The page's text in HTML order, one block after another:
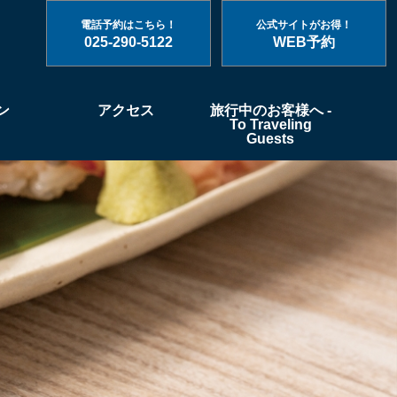
電話予約はこちら！
025-290-5122
公式サイトがお得！
WEB予約
アクセス
旅行中のお客様へ -
To Traveling
Guests